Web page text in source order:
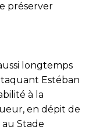
préserver
longtemps
Estéban
à la
en dépit de
au Stade